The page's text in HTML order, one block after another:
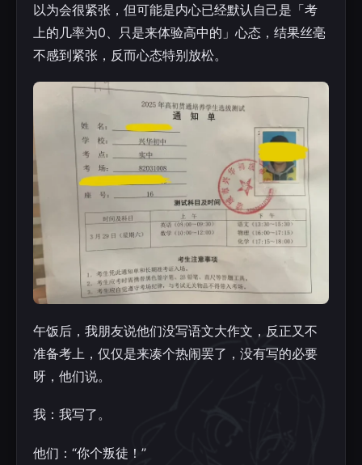
以为会很紧张，但可能是内心已经默认自己是「考
上的几率为0、只是来体验高中的」心态，结果丝毫
不感到紧张，反而心态特别放松。
午饭后，我朋友说他们没写语文大作文，反正又不
准备考上，仅仅是来凑个热闹罢了，没有写的必要
呀，他们说。
我：我写了。
他们：“你个叛徒！”